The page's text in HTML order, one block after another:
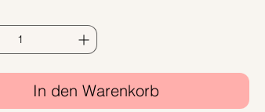
In den Warenkorb